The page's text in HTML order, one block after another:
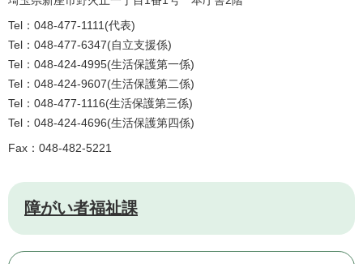
Tel：048-477-1111 代表
Tel：048-477-6347 自立支援係
Tel：048-424-4995 生活保護第一係
Tel：048-424-9607 生活保護第二係
Tel：048-477-1116 生活保護第三係
Tel：048-424-4696 生活保護第四係
Fax：048-482-5221
障がい者福祉課